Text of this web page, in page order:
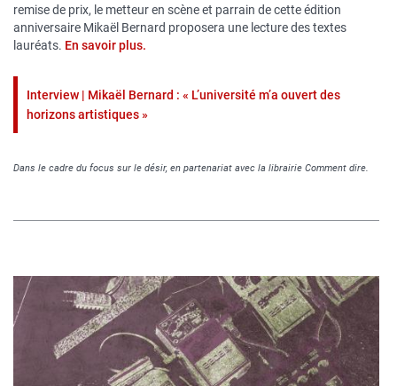
remise de prix, le metteur en scène et parrain de cette édition
anniversaire Mikaël Bernard proposera une lecture des textes
lauréats. En savoir plus.
Interview | Mikaël Bernard : « L’université m’a ouvert des
horizons artistiques »
Dans le cadre du focus sur le désir, en partenariat avec la librairie Comment dire.
Image
publique